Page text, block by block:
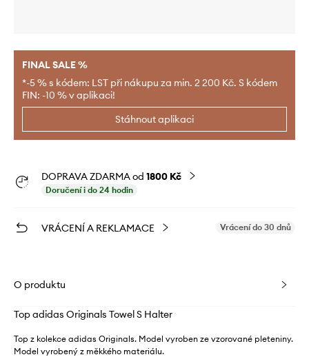
FINAL SALE %
*-5 % s kódem: LST při nákupu za min. 2 200 Kč. S kódem
FIN: -10 % v aplikaci!
Stáhnout aplikaci
DOPRAVA ZDARMA od 1800 Kč
Doručení i do 24 hodin
VRÁCENÍ A REKLAMACE Vrácení do 30 dnů
O produktu
Top adidas Originals Towel S Halter
Top z kolekce adidas Originals. Model vyroben ze vzorované pleteniny.
Model vyrobený z měkkého materiálu.